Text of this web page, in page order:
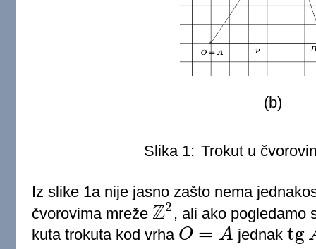
(b)
Slika 1: Trokut u
Iz slike 1a nije jasno zašto nema
čvorovima mreže Z2
Z2
, ali ako pogledamo
kuta trokuta kod vrha O = A
O=A jednak tg
tgA= qp